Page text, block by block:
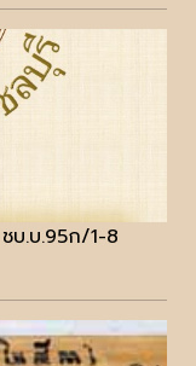
บ.บ.95ก/1-8